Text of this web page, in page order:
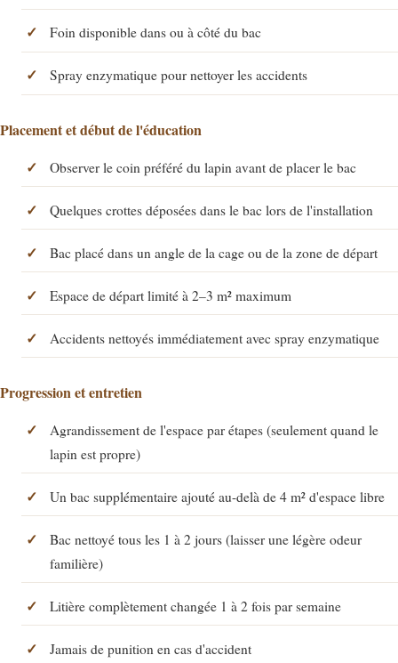
Foin disponible dans ou à côté du bac
Spray enzymatique pour nettoyer les accidents
Placement et début de l'éducation
Observer le coin préféré du lapin avant de placer le bac
Quelques crottes déposées dans le bac lors de l'installation
Bac placé dans un angle de la cage ou de la zone de départ
Espace de départ limité à 2–3 m² maximum
Accidents nettoyés immédiatement avec spray enzymatique
Progression et entretien
Agrandissement de l'espace par étapes (seulement quand le
lapin est propre)
Un bac supplémentaire ajouté au-delà de 4 m² d'espace libre
Bac nettoyé tous les 1 à 2 jours (laisser une légère odeur
familière)
Litière complètement changée 1 à 2 fois par semaine
Jamais de punition en cas d'accident